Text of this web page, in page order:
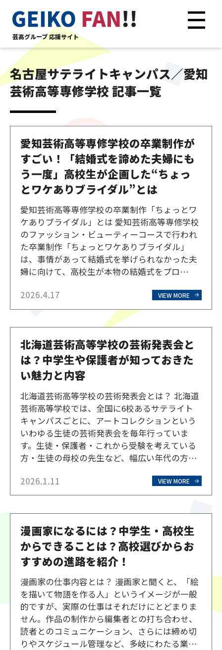
芸高グループ 応援サイト
名古屋サテライトキャンパス／愛知
芸術高等専修学校 記事一覧
愛知芸術高等専修学校の卒業制作が
すごい！「結婚式を諦めた夫婦にも
う一度」高校生が企画した“ちょっ
とワケありブライダル”とは
愛知芸術高等専修学校の卒業制作「ちょっとワ
ケありブライダル」とは 愛知芸術高等専修学校
のファッション・ビューティーコースで行われ
た卒業制作「ちょっとワケありブライダル」
は、事情があって結婚式を挙げられなかった夫
婦に向けて、高校生が本物の結婚式をプロ
るのは、ファッションや美容を学ぶ3年生た
ち。ヘアメイクや衣装の一部、演出、進行に至
るまで、結婚式のすべてを生徒…
2026.4.17 VIEW MORE
北海道芸術高等学校の芸術発表会と
は？中学生や保護者が知っておきた
い魅力と内容
北海道芸術高等学校の芸術発表会とは？ 北海道
芸術高等学校では、全国に6校あるサテライト
キャンパスごとに、アートコレクションという
いわゆる生徒の芸術発表会を毎年行っていま
す。生徒・保護者・これから受験を考えている
方・生徒の母校の先生など、幅広い年代の方々
芸術高等学校の中でも人気のイベントです。北
海道芸術高等学校の芸術発表会は、通信制高校
2026.1.11 VIEW MORE
漫画家になるには？中学生・高校生
からできることは？高校選びからお
すすめの進路を紹介！
漫画家の仕事内容とは？ 漫画家と聞くと、「絵
を描いて物語を作る人」というイメージが一般
的ですが、実際の仕事はそれだけにとどまりま
せん。作品の制作から編集者との打ち合わせ、
読者とのコミュニケーション、さらには締め切
りやスケジュール管理など、多岐にわたる業務